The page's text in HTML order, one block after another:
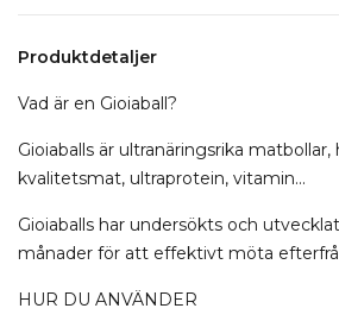
Produktdetaljer
Vad är en Gioiaball?
Gioiaballs är ultranäringsrika
kvalitetsmat, ultraprotein, vitamin...
Gioiaballs har undersökts och
månader för att effektivt möta
HUR DU ANVÄNDER